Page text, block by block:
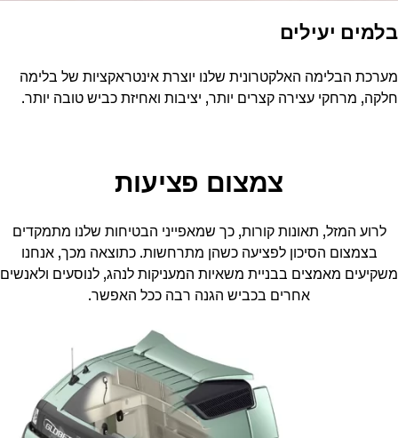
בלמים יעילים
מערכת הבלימה האלקטרונית שלנו יוצרת אינטראקציות של בלימה
חלקה, מרחקי עצירה קצרים יותר, יציבות ואחיזת כביש טובה יותר.
צמצום פציעות
לרוע המזל, תאונות קורות, כך שמאפייני הבטיחות שלנו מתמקדים
בצמצום הסיכון לפציעה כשהן מתרחשות. כתוצאה מכך, אנחנו
משקיעים מאמצים בבניית משאיות המעניקות לנהג, לנוסעים ולאנשים
אחרים בכביש הגנה רבה ככל האפשר.